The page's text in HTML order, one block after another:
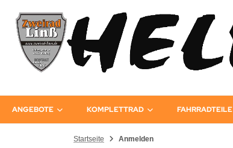
ANGEBOTE KOMPLETTRAD FAHRRADTEILE
Startseite Anmelden